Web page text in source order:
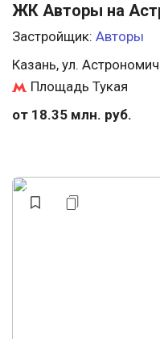
ЖК Авторы на
Застройщик: Авторы
Казань, ул.
Площадь Тукая
от 18.35 млн. руб.